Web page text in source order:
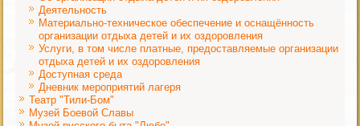
Деятельность
Материально-техническое обеспечение и оснащённость
организации отдыха детей и их оздоровления
Услуги, в том числе платные, предоставляемые организации
отдыха детей и их оздоровления
Доступная среда
Дневник мероприятий лагеря
Театр "Тили-Бом"
Музей Боевой Славы